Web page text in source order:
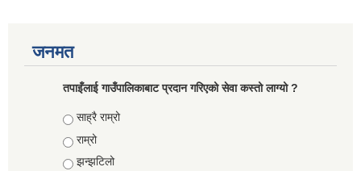
जनमत
तपाइँलाई गाउँपालिकाबाट प्रदान गरिएको सेवा कस्तो लाग्यो ?
Choices
साह्रै राम्रो
राम्रो
झन्झटिलो